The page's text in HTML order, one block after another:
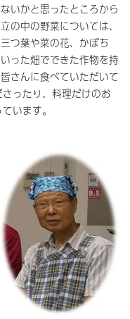
いかと思ったところから
の中の野菜については、
つ葉や菜の花、かぼち
った畑でできた作物を持
さんに食べていただいて
ったり、料理だけのお
います。